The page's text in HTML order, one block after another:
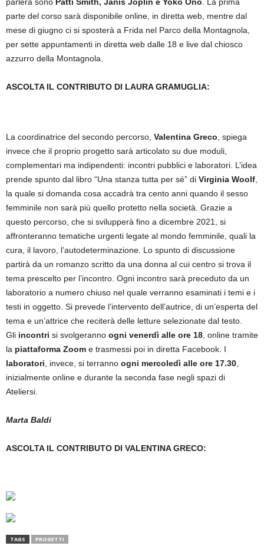
parte del corso sarà disponibile online, in diretta web, mentre dal
mese di giugno ci si sposterà a Frida nel Parco della Montagnola,
per sette appuntamenti in diretta web dalle 18 e live dal chiosco
azzurro della Montagnola.
ASCOLTA IL CONTRIBUTO DI LAURA GRAMUGLIA:
La coordinatrice del secondo percorso, Valentina Greco , spiega
invece che il proprio progetto sarà articolato su due moduli,
complementari ma indipendenti: incontri pubblici e laboratori. L’idea
prende spunto dal libro “Una stanza tutta per sé” di Virginia Woolf
la quale si domanda cosa accadrà tra cento anni quando il sesso
femminile non sarà più quello protetto nella società. Grazie a
questo percorso, che si svilupperà fino a dicembre 2021, si
affronteranno tematiche urgenti legate al mondo femminile, quali la
cura, il lavoro, l’autodeterminazione. Lo spunto di discussione
partirà da un romanzo scritto da una donna al cui centro si trova il
tema prescelto per l’incontro. Ogni incontro sarà preceduto da un
laboratorio a numero chiuso nel quale verranno esaminati i temi e i
testi in oggetto. Si prevede l’intervento dell’autrice, di un’esperta del
tema e un’attrice che reciterà delle letture selezionate dal testo.
Gli incontri si svolgeranno ogni venerdì alle ore 18 , online tramite
la piattaforma Zoom e trasmessi poi in diretta Facebook. I
laboratori , invece, si terranno ogni mercoledì alle ore 17.30
inizialmente online e durante la seconda fase negli spazi di
Ateliersi.
Marta Baldi
ASCOLTA IL CONTRIBUTO DI VALENTINA GRECO:
TAGS PROGETTI